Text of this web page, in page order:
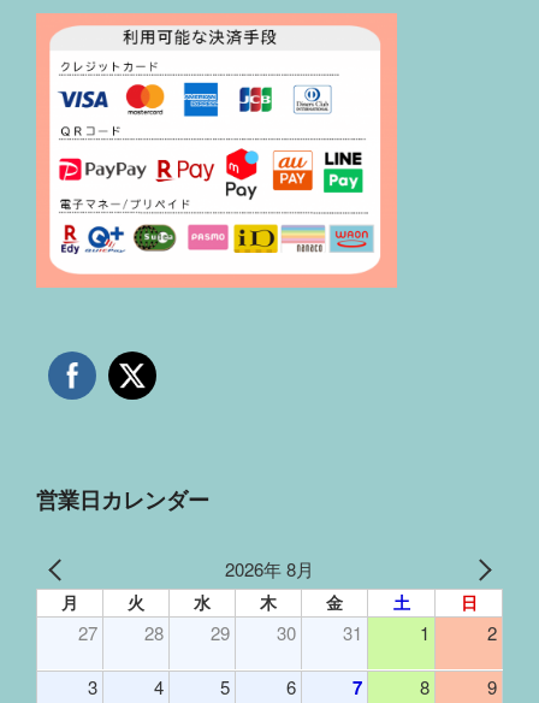
営業日カレンダー
2026年 8月
月 火 水 木 金 土 日
27 28 29 30 31 1 2
3 4 5 6 7 8 9